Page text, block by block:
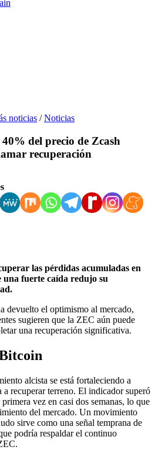
noticias /Noticias
del precio de Zcash
recuperación
las pérdidas acumuladas en
una fuerte caída redujo su
devuelto el optimismo al mercado,
sugieren que la ZEC aún puede
una recuperación significativa.
alcista se está fortaleciendo a
a recuperar terreno. El indicador superó
vez en casi dos semanas, lo que
del mercado. Un movimiento
sirve como una señal temprana de
podría respaldar el continuo